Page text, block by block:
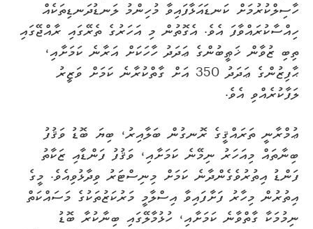
ހާސިލްކުރުމަށް ކަނޑައަޅާފައިވާ މުހިންމު ލަނޑުދަނޑިތަކެއް
ހިއްސާކުރައްވާފަ އެވެ. އެގޮތުން މި އަހަރުގެ ތެރޭގައި ރާއްޖޭގައި
ތިބި ޒުވާން ޚަޠީބުންގެ ޢަދަދު ހާހަކަށް އަރާނެ ކަމަށާއި،
ޙާފިޒުންގެ ޢަދަދު 350 އަށް ގާތްކުރާނެ ކަމަށް ވަޒީރު
ލަފާކުރެއްވި އެވެ.
ޢުމްރާނީ ތަރައްޤީގެ ރޮނގުން ބަލާއިރު، ބިޔަ ބޮޑު ވަޤުފު
ބިނާތައް މިއަހަރު ނިމޭނެ ކަމަށާއި، ވަޤުފު ފަންޑާއި ޒަކާތު
ފަންޑު އިތުރުވެގެންދާނެ ކަމަށް މިނިސްޓަރު ވިދާޅުވިއެވެ. މީގެ
އިތުރުން މިހާރު ފަށާފައިވާ އިސްލާމީ މަރުކަޒުތަކުގެ މަސައްކަތް
ނިމުމަކާ ގާތްވާނެ ކަމަށާއި، ހުޅުމާލޭގައި ބިނާކުރާ ބޮޑު